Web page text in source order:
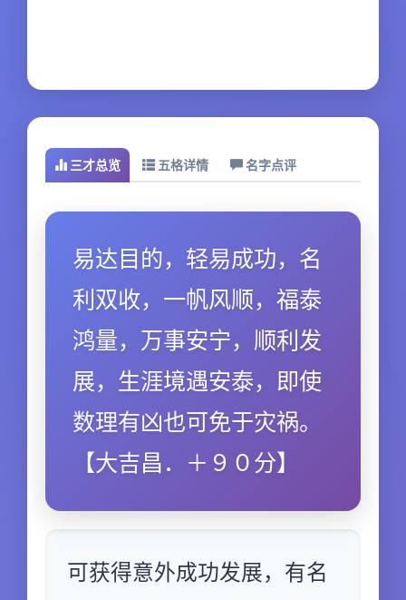
三才总览 五格详情 名字点评
易达目的，轻易成功，名
利双收，一帆风顺，福泰
鸿量，万事安宁，顺利发
展，生涯境遇安泰，即使
数理有凶也可免于灾祸。
【大吉昌．＋９０分】
可获得意外成功发展，有名